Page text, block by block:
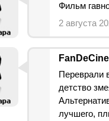
Фильм
2 августа
Переврали
детство
лучшего,